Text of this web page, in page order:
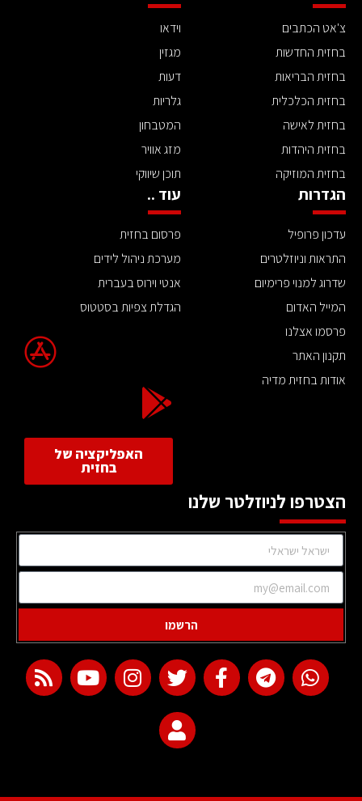
צ'אט הכתבים
בחזית החדשות
בחזית הבריאות
בחזית הכלכלית
בחזית לאישה
בחזית היהדות
בחזית המוזיקה
וידאו
מגזין
דעות
גלריות
המטבחון
מזג אוויר
תוכן שיווקי
הגדרות
עדכון פרופיל
התראות וניוזלטרים
שדרוג למנוי פרימיום
המייל האדום
פרסמו אצלנו
תקנון האתר
אודות בחזית מדיה
עוד ..
פרסום בחזית
מערכת ניהול לידים
אנטי וירוס בעברית
הגדלת צפיות בסטטוס
האפליקציה של
בחזית
הצטרפו לניוזלטר שלנו
הרשמו